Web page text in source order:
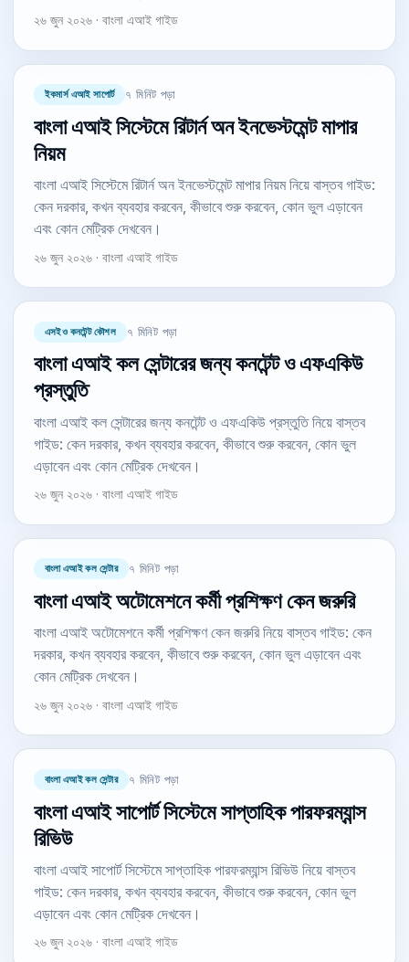
২৬ জুন ২০২৬ · বাংলা এআই গাইড
ইকমার্স এআই সাপোর্ট ৭ মিনিট পড়া
বাংলা এআই সিস্টেমে রিটার্ন অন ইনভেস্টমেন্ট মাপার
নিয়ম
বাংলা এআই সিস্টেমে রিটার্ন অন ইনভেস্টমেন্ট মাপার নিয়ম নিয়ে বাস্তব গাইড:
কেন দরকার, কখন ব্যবহার করবেন, কীভাবে শুরু করবেন, কোন ভুল এড়াবেন
এবং কোন মেট্রিক দেখবেন।
২৬ জুন ২০২৬ · বাংলা এআই গাইড
এসইও কনটেন্ট কৌশল ৭ মিনিট পড়া
বাংলা এআই কল সেন্টারের জন্য কনটেন্ট ও এফএকিউ
প্রস্তুতি
বাংলা এআই কল সেন্টারের জন্য কনটেন্ট ও এফএকিউ প্রস্তুতি নিয়ে বাস্তব
গাইড: কেন দরকার, কখন ব্যবহার করবেন, কীভাবে শুরু করবেন, কোন ভুল
এড়াবেন এবং কোন মেট্রিক দেখবেন।
২৬ জুন ২০২৬ · বাংলা এআই গাইড
বাংলা এআই কল সেন্টার ৭ মিনিট পড়া
বাংলা এআই অটোমেশনে কর্মী প্রশিক্ষণ কেন জরুরি
বাংলা এআই অটোমেশনে কর্মী প্রশিক্ষণ কেন জরুরি নিয়ে বাস্তব গাইড: কেন
দরকার, কখন ব্যবহার করবেন, কীভাবে শুরু করবেন, কোন ভুল এড়াবেন এবং
কোন মেট্রিক দেখবেন।
২৬ জুন ২০২৬ · বাংলা এআই গাইড
বাংলা এআই কল সেন্টার ৭ মিনিট পড়া
বাংলা এআই সাপোর্ট সিস্টেমে সাপ্তাহিক পারফরম্যান্স
রিভিউ
বাংলা এআই সাপোর্ট সিস্টেমে সাপ্তাহিক পারফরম্যান্স রিভিউ নিয়ে বাস্তব
গাইড: কেন দরকার, কখন ব্যবহার করবেন, কীভাবে শুরু করবেন, কোন ভুল
এড়াবেন এবং কোন মেট্রিক দেখবেন।
২৬ জুন ২০২৬ · বাংলা এআই গাইড